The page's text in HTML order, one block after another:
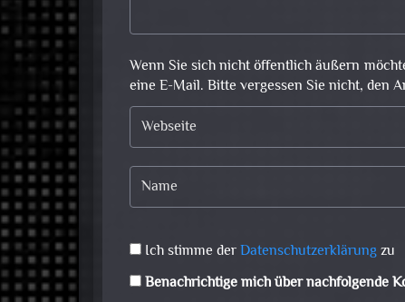
Wenn Sie sich nicht öffentlich äußern
eine E-Mail. Bitte vergessen Sie nicht, den
Ich stimme derDatenschutzerklärungzu
Benachrichtige mich über nachfolgende